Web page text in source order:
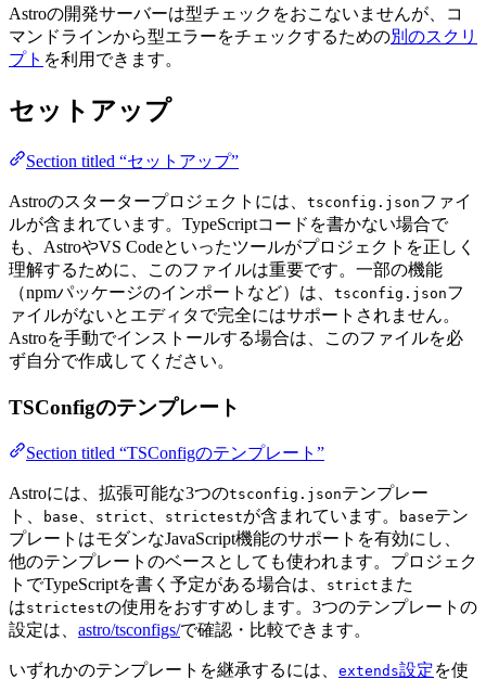
Astroの開発サーバーは型チェックをおこないませんが、コ
マンドラインから型エラーをチェックするための別のスクリ
プト を利用できます。
セットアップ
Section titled “セットアップ”
Astroのスタータープロジェクトには、 tsconfig.jsonファイ
ルが含まれています。TypeScriptコードを書かない場合で
も、AstroやVS Codeといったツールがプロジェクトを正しく
理解するために、このファイルは重要です。一部の機能
（npmパッケージのインポートなど）は、 tsconfig.jsonフ
ァイルがないとエディタで完全にはサポートされません。
Astroを手動でインストールする場合は、このファイルを必
ず自分で作成してください。
TSConfigのテンプレート
Section titled “TSConfigのテンプレート”
Astroには、拡張可能な3つのtsconfig.jsonテンプレー
ト、
base 、 strict 、 strictestが含まれています。 baseテン
プレートはモダンなJavaScript機能のサポートを有効にし、
他のテンプレートのベースとしても使われます。プロジェク
トでTypeScriptを書く予定がある場合は、
strict また
はstrictestの使用をおすすめします。3つのテンプレートの
設定は、 astro/tsconfigs/で確認・比較できます。
いずれかのテンプレートを継承するには、 extends設定を使